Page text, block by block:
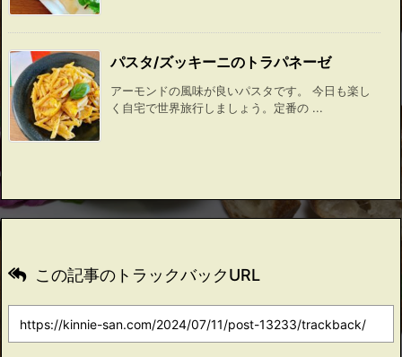
パスタ/ズッキーニのトラパネーゼ
アーモンドの風味が良いパスタです。 今日も楽し
く自宅で世界旅行しましょう。定番の ...
この記事のトラックバックURL